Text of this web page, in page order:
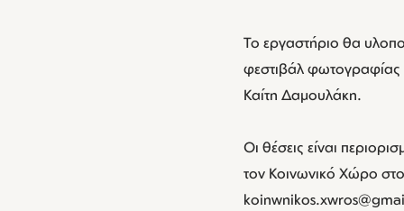
Το εργαστήριο θα
φεστιβάλ φωτογραφίας
Καίτη Δαμουλάκη.
Οι θέσεις είναι
τον Κοινωνικό Χώρο